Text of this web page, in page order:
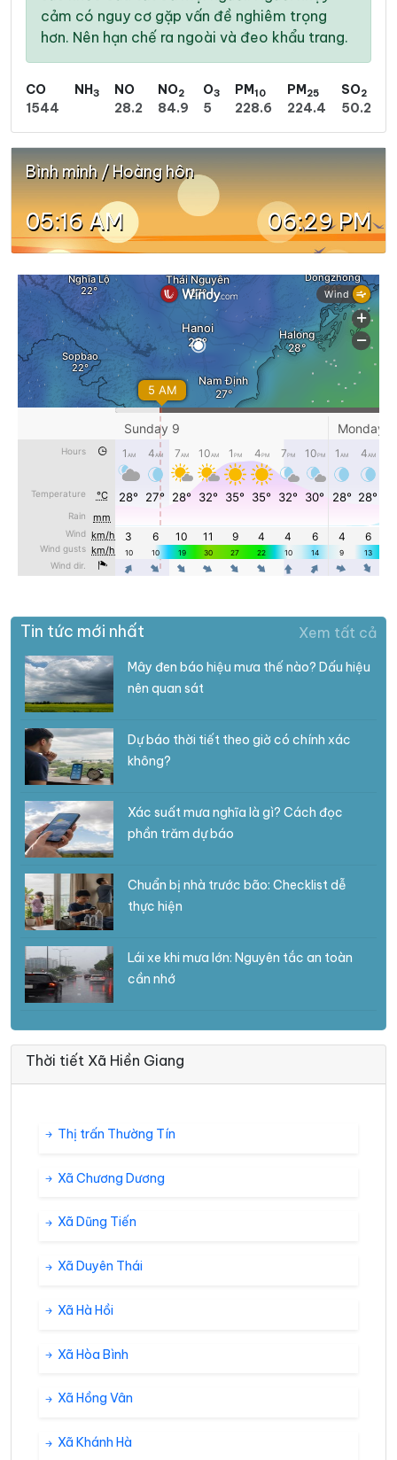
cảm có nguy cơ gặp vấn đề nghiêm trọng
hơn. Nên hạn chế ra ngoài và đeo khẩu trang.
CO
1544
NH3
NO
28.2
NO2
84.9
O3
5
PM10
228.6
PM25
224.4
SO2
50.2
Bình minh / Hoàng hôn
05:16 AM 06:29 PM
Tin tức mới nhất Xem tất cả
Mây đen báo hiệu mưa thế nào? Dấu hiệu
nên quan sát
Dự báo thời tiết theo giờ có chính xác
không?
Xác suất mưa nghĩa là gì? Cách đọc
phần trăm dự báo
Chuẩn bị nhà trước bão: Checklist dễ
thực hiện
Lái xe khi mưa lớn: Nguyên tắc an toàn
cần nhớ
Thời tiết Xã Hiền Giang
Thị trấn Thường Tín
Xã Chương Dương
Xã Dũng Tiến
Xã Duyên Thái
Xã Hà Hồi
Xã Hòa Bình
Xã Hồng Vân
Xã Khánh Hà